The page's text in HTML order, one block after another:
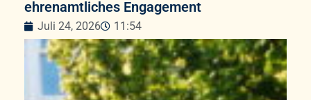
ehrenamtliches Engagement
Juli 24, 2026 11:54